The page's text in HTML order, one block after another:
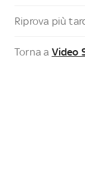
Riprova più
Torna a Video